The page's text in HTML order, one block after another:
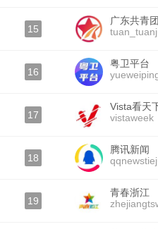
15
广东共青
16
粤卫平台
17
Vista看天
vistaweek
18
腾讯新闻
19
青春浙江